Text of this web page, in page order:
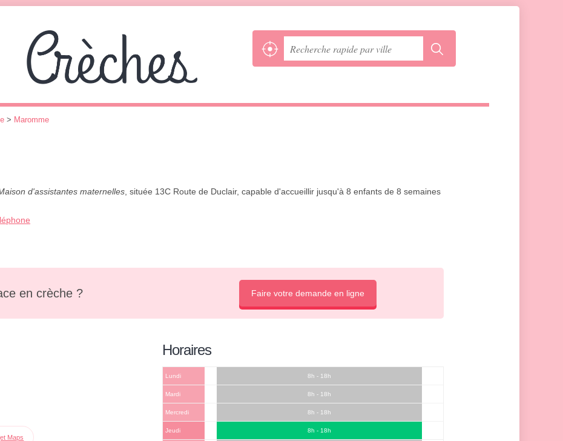
> Maromme
d'assistantes maternelles , située 13C Route de Duclair, capable d'accueillir jusqu'à 8 enfants de 8 semaines
en crèche ? Faire votre demande en ligne
Maps
Horaires
Lundi 8h - 18h
Mardi 8h - 18h
Mercredi 8h - 18h
Jeudi 8h - 18h